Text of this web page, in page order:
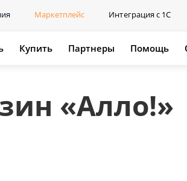
Маркетплейс Интеграция с 1С
Купить Партнеры Помощь
«Алло!»